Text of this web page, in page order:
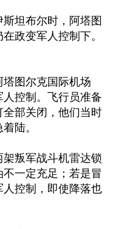
坦布尔时，阿塔图
政变军人控制下。
图尔克国际机场
控制。飞行员准备
部关闭，他们当时
陆。
叛军战斗机雷达锁
一定充足；若是冒
人控制，即使降落也